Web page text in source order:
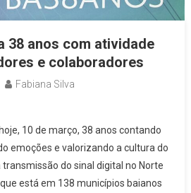
38 anos com atividade
e colaboradores
Fabiana Silva
10 de março, 38 anos contando
emoções e valorizando a cultura do
do sinal digital no Norte
está em 138 municípios baianos